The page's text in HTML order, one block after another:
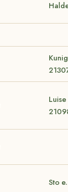
Luise
Sto